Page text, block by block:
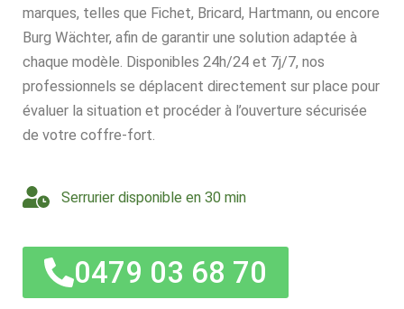
marques, telles que Fichet, Bricard, Hartmann, ou encore
Burg Wächter, afin de garantir une solution adaptée à
chaque modèle. Disponibles 24h/24 et 7j/7, nos
professionnels se déplacent directement sur place pour
évaluer la situation et procéder à l’ouverture sécurisée
de votre coffre-fort.
Serrurier disponible en 30 min
0479 03 68 70